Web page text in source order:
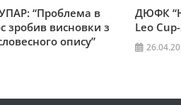
“Проблема в
зробив висновки з
опису”
ДЮФК
Leo